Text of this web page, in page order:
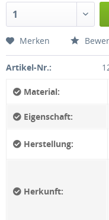
Merken
Artikel-Nr.:
Material:
Eigenschaft:
Herstellung:
Herkunft: